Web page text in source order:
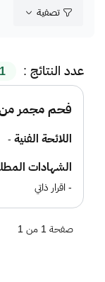
تصفية
عدد النتائج : 1
فحم مجمر من
اللائحة الفنية -
الشهادات
- اقرار ذاتي
صفحة 1 من 1